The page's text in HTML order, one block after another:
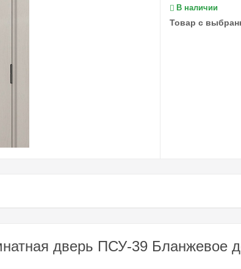
В наличии
Товар с
дверь ПСУ-39 Бланжевое